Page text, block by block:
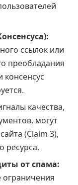
ссылок или
преобладания
консенсус
качества,
могут
(Claim 3),
ресурса.
от спама:
ограничения